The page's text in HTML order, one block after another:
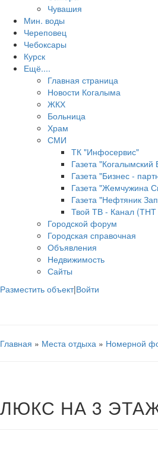
Чувашия
Мин. воды
Череповец
Чебоксары
Курск
Ещё....
Главная страница
Новости Когалыма
ЖКХ
Больница
Храм
СМИ
ТК "Инфосервис"
Газета "Когалымский
Газета "Бизнес -
Газета "Жемчужина
Газета "Нефтяник
Твой ТВ - Канал
Городской форум
Городская справочная
Объявления
Недвижимость
Сайты
Разместить объект|Войти
Главная » Места отдыха » Номерной
ЛЮКС НА 3